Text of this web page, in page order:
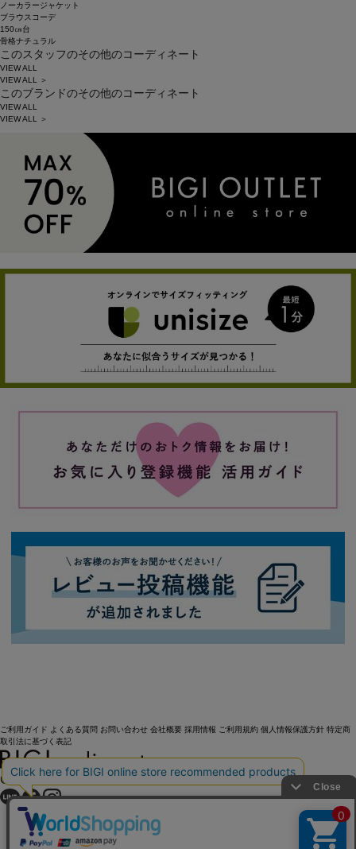
ノーカラージャケット
ブラウスコーデ
150㎝台
骨格ナチュラル
このスタッフのその他のコーディネート
VIEW ALL
VIEW ALL ＞
このブランドのその他のコーディネート
VIEW ALL
VIEW ALL ＞
ご利用ガイド よくある質問 お問い合わせ 会社概要 採用情報 ご利用規約 個人情報保護方針 特定商
取引法に基づく表記
OFFICIAL SNS
Copyright (C) BIGI. Co.,Ltd. All Rights Reserved.